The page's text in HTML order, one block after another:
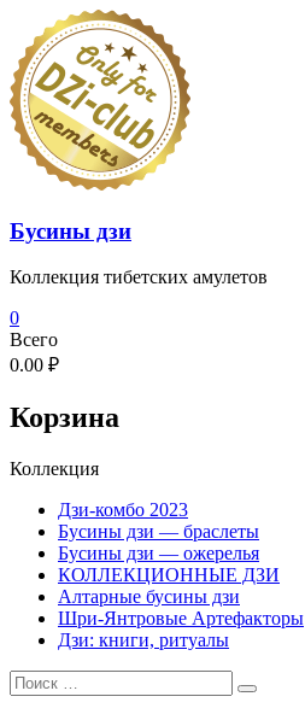
Перейти
содержимому
Бусины дзи
Коллекция тибетских амулетов
0
Всего
0.00 ₽
Корзина
Коллекция
Дзи-комбо 2023
Бусины дзи — браслеты
Бусины дзи — ожерелья
КОЛЛЕКЦИОННЫЕ ДЗИ
Алтарные бусины дзи
Шри-Янтровые Артефакторы
Дзи: книги, ритуалы